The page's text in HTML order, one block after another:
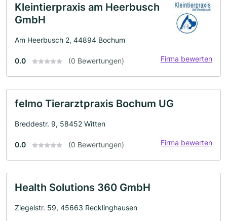
Kleintierpraxis am Heerbusch
GmbH
Am Heerbusch 2, 44894 Bochum
0.0 (0 Bewertungen) Firma bewerten
felmo Tierarztpraxis Bochum UG
Breddestr. 9, 58452 Witten
0.0 (0 Bewertungen) Firma bewerten
Health Solutions 360 GmbH
Ziegelstr. 59, 45663 Recklinghausen